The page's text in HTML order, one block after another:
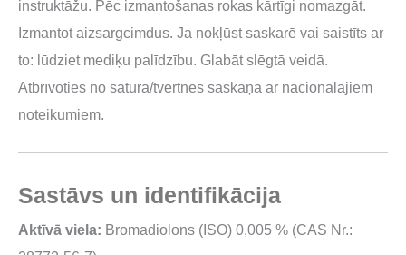
instruktāžu. Pēc izmantošanas rokas kārtīgi nomazgāt.
Izmantot aizsargcimdus. Ja nokļūst saskarē vai saistīts ar
to: lūdziet mediķu palīdzību. Glabāt slēgtā veidā.
Atbrīvoties no satura/tvertnes saskaņā ar nacionālajiem
noteikumiem.
Sastāvs un identifikācija
Aktīvā viela: Bromadiolons (ISO) 0,005 % (CAS Nr.: